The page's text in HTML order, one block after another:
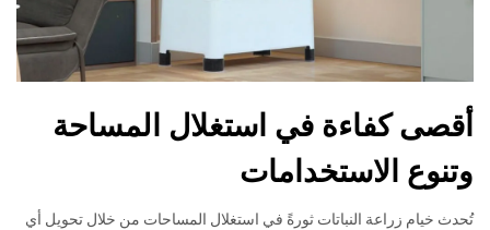
أقصى كفاءة في استغلال المساحة
وتنوع الاستخدامات
تُحدث خيام زراعة النباتات ثورةً في استغلال المساحات من خلال تحويل أي